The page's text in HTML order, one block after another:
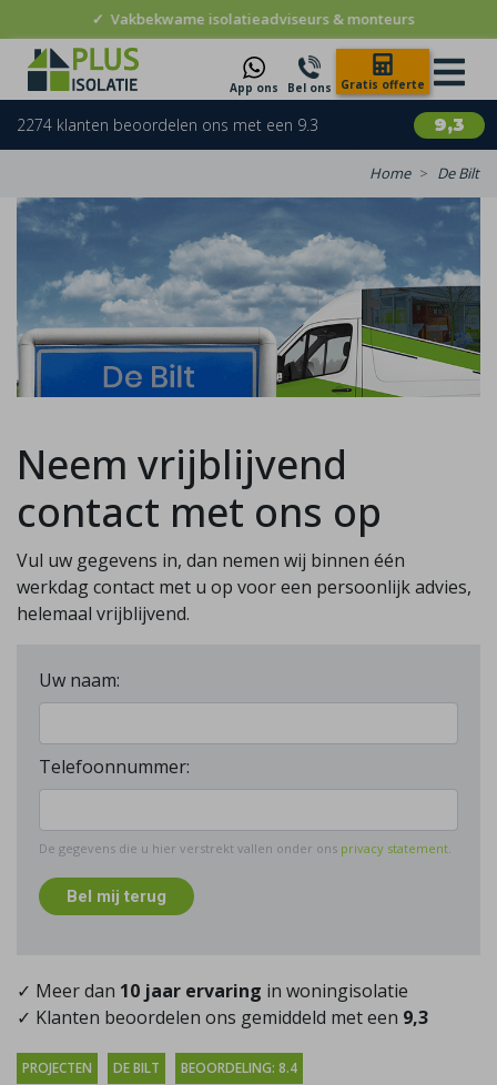
isolatieadviseurs & monteurs
App ons Bel ons Gratis offerte
9,3
2274 klanten beoordelen ons met een 9.3
Home De Bilt
Neem vrijblijvend
contact met ons op
Vul uw gegevens in, dan nemen wij binnen één
werkdag contact met u op voor een persoonlijk advies,
helemaal vrijblijvend.
Uw naam:
Telefoonnummer:
De gegevens die u hier verstrekt vallen onder ons privacy statement.
Bel mij terug
✓ Meer dan 10 jaar ervaring in woningisolatie
✓ Klanten beoordelen ons gemiddeld met een 9,3
PROJECTEN DE BILT BEOORDELING: 8.4